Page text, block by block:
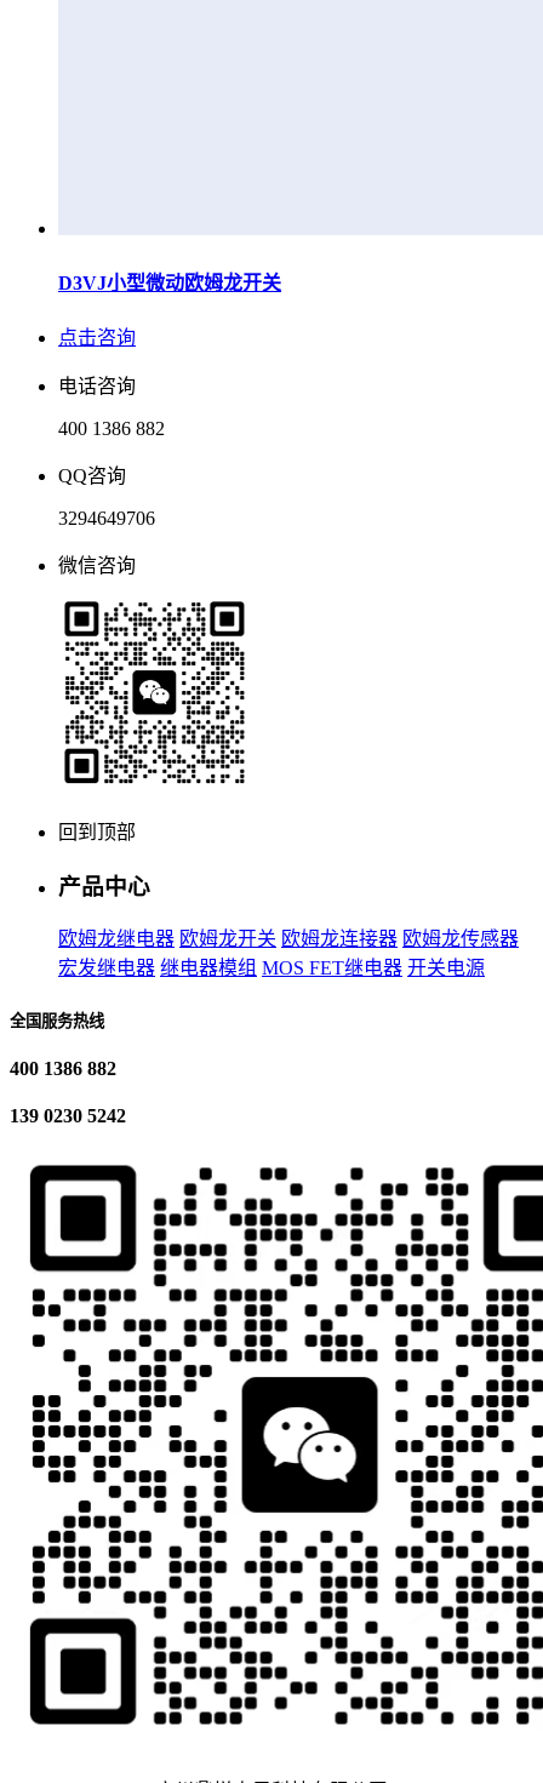
D3VJ小型微动欧姆龙开关
点击咨询
电话咨询
400 1386 882
QQ咨询
3294649706
微信咨询
回到顶部
产品中心
欧姆龙继电器 欧姆龙开关 欧姆龙连接器 欧姆龙传感器
宏发继电器 继电器模组 MOS FET继电器 开关电源
全国服务热线
400 1386 882
139 0230 5242